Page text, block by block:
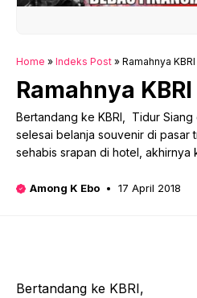
Home » Indeks Post » Ramahnya
Ramahnya
Bertandang ke KBRI, Tidur
selesai belanja souvenir di pasar
sehabis srapan di hotel, akhirnya
Among K Ebo 17 April 2018
Bertandang ke KBRI,